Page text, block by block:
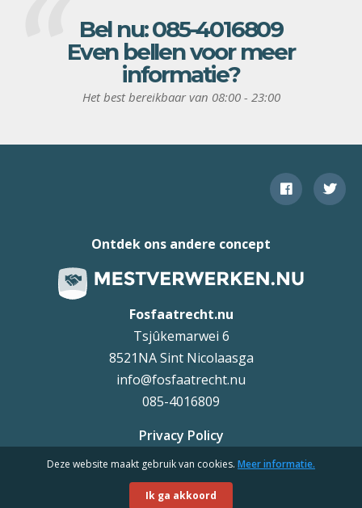
Bel nu:085-4016809
Even bellen voor meer
informatie?
Het best bereikbaar van 08:00 - 23:00
Fosfaatrecht.nu
Tsjûkemarwei 6
8521NA Sint Nicolaasga
info@fosfaatrecht.nu
085-4016809
Ontdek ons andere concept
Privacy Policy
©Uteq
Deze website maakt gebruik van cookies. Meer informatie.
Ik ga akkoord